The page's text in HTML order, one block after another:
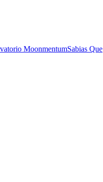
MoonmentumSabias Que